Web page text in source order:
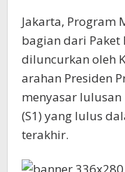
Jakarta, Program
bagian dari Paket
diluncurkan oleh
arahan Presiden
menyasar lulusan
(S1) yang lulus
terakhir.